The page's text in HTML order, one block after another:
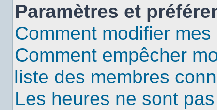
Paramètres et
Comment modifier
Comment empêcher
liste des membres
Les heures ne sont